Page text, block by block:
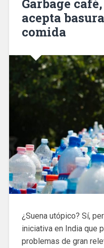
Garbage
acepta
comida
¿Suena utópico? Sí,
iniciativa en India que
problemas de gran